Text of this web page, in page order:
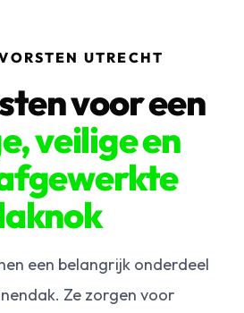
UTRECHT
voor een
veilige en
een belangrijk onderdeel
Ze zorgen voor